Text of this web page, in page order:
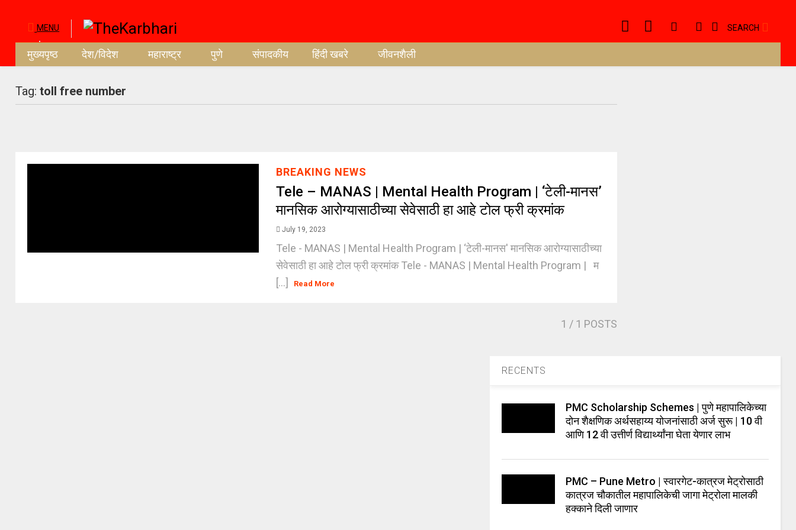
MENU SEARCH
मुख्यपृष्ठ देश/विदेश महाराष्ट्र पुणे संपादकीय हिंदी खबरे जीवनशैली
Tag:toll free number
BREAKING NEWS
Tele – MANAS | Mental Health Program | ‘टेली-मानस’
मानसिक आरोग्यासाठीच्या सेवेसाठी हा आहे टोल फ्री क्रमांक
July 19, 2023
Tele - MANAS | Mental Health Program | ‘टेली-मानस' मानसिक आरोग्यासाठीच्या
सेवेसाठी हा आहे टोल फ्री क्रमांक Tele - MANAS | Mental Health Program | म
[...]
Read More
1 / 1 POSTS
RECENTS
PMC Scholarship Schemes | पुणे महापालिकेच्या
दोन शैक्षणिक अर्थसहाय्य योजनांसाठी अर्ज सुरू | 10 वी
आणि 12 वी उत्तीर्ण विद्यार्थ्यांना घेता येणार लाभ
PMC – Pune Metro | स्वारगेट-कात्रज मेट्रोसाठी
कात्रज चौकातील महापालिकेची जागा मेट्रोला मालकी
हक्काने दिली जाणार